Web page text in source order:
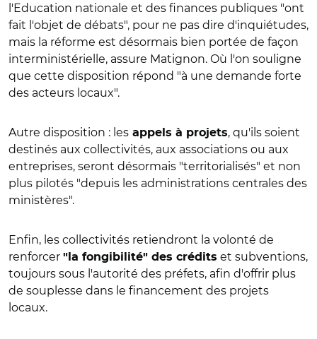
l'Education nationale et des finances publiques "ont
fait l'objet de débats", pour ne pas dire d'inquiétudes,
mais la réforme est désormais bien portée de façon
interministérielle, assure Matignon. Où l'on souligne
que cette disposition répond "à une demande forte
des acteurs locaux".
Autre disposition : les appels à projets, qu'ils soient
destinés aux collectivités, aux associations ou aux
entreprises, seront désormais "territorialisés" et non
plus pilotés "depuis les administrations centrales des
ministères".
Enfin, les collectivités retiendront la volonté de
renforcer "la fongibilité" des crédits et subventions,
toujours sous l'autorité des préfets, afin d'offrir plus
de souplesse dans le financement des projets
locaux.